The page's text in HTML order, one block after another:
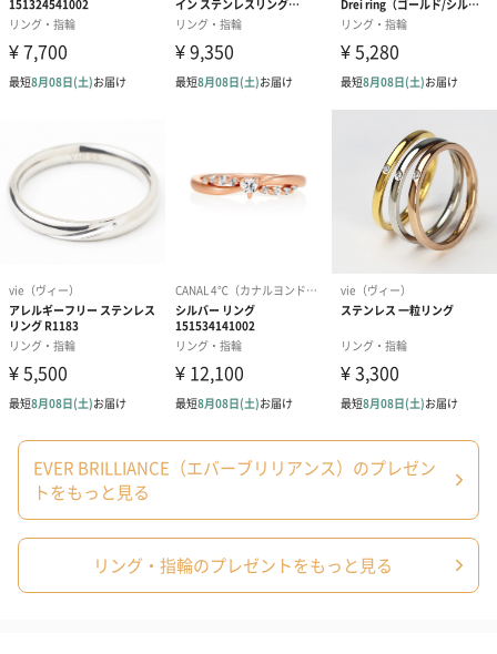
す。お洋服との摩擦や、引っかかることによるジュエ
リーと衣類双方の破損、紛失につながり、場合によっ
てはそれが原因で怪我をしてしまうこともあります。
ジュエリーを身につけるのは一番最後、外すときは一
番最初と覚えておいていただけると幸いです。
同梱物／付属
ジュエリーボックス/手提げ袋/品質保証書兼保証書
金属アレルギ
ー対応か
対応：ニッケルフリー（金属アレルギーの起こりやす
い金属を全て排除） ※アレルギーには個人差がござ
いますので、全ての方にアレルギー反応が起こらない
事を保証するものではございません。
お手入れ方法
【こまめな洗浄をしてあげましょう】
ジュエリーを使い終わったら必ず拭き取っていただく
習慣を付けていただくことが望ましいです。特に夏場
は汗をかいて皮脂などがジュエリーに付着し、劣化の
原因になりやすいもの。夏場に限らず汗や皮脂等の蓄
積はジュエリーの美しさが徐々に損なわれます。
脂などを拭き取ってあげるといいですね。
しっかりと洗浄してあげる場合には、ぬるま湯に中性
洗剤（台所洗剤）を薄めに混ぜていただき、なでるよ
うに洗浄。細かい部分はつまようじや毛の柔らかい歯
ブラシなどで優しくこすって洗浄してください。
EVER BRILLIANCE（エバーブリリアンス）のプレゼン
トをもっと見る
リング・指輪のプレゼントをもっと見る